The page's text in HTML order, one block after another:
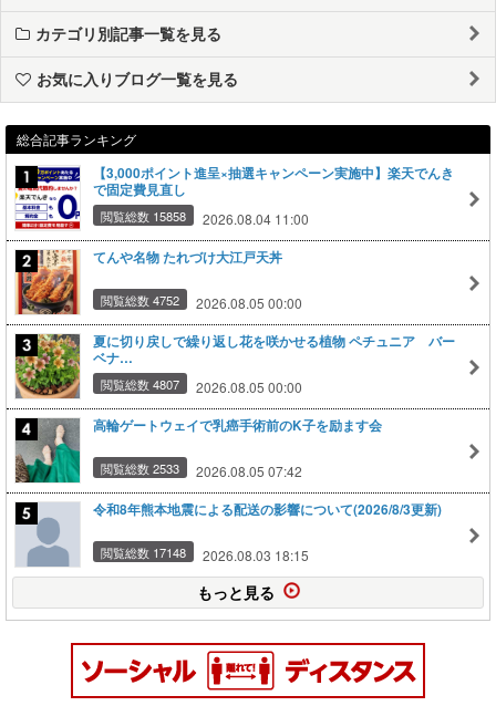
カテゴリ別記事一覧を見る
お気に入りブログ一覧を見る
総合記事ランキング
【3,000ポイント進呈×抽選キャンペーン実施中】楽天でんき
で固定費見直し
閲覧総数 15858 2026.08.04 11:00
てんや名物 たれづけ大江戸天丼
閲覧総数 4752 2026.08.05 00:00
夏に切り戻しで繰り返し花を咲かせる植物 ペチュニア バー
ベナ…
閲覧総数 4807 2026.08.05 00:00
高輪ゲートウェイで乳癌手術前のK子を励ます会
閲覧総数 2533 2026.08.05 07:42
令和8年熊本地震による配送の影響について(2026/8/3更新)
閲覧総数 17148 2026.08.03 18:15
もっと見る